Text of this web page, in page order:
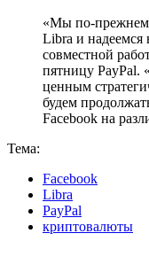
«Мы по-
Libra и надеемся
совместной
пятницу PayPal.
ценным
будем
Facebook на
Тема:
Facebook
Libra
PayPal
криптовалюты